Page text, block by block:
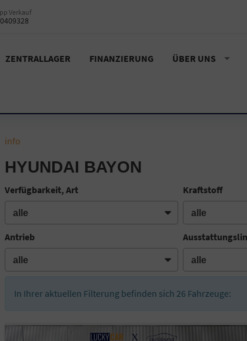
Verkauf
ZENTRALLAGER FINANZIERUNG ÜBER UNS
info
HYUNDAI BAYON
Verfügbarkeit, Art Kraftstoff
Antrieb
In Ihrer aktuellen Filterung befinden sich 26 Fahrzeuge: